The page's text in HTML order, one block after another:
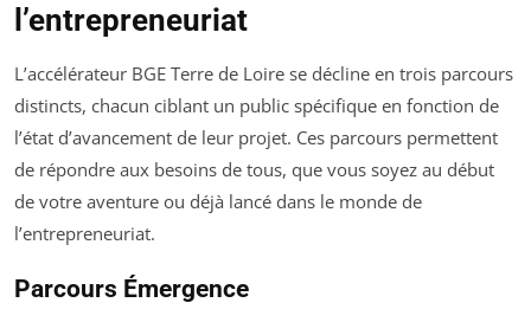
l’entrepreneuriat
L’accélérateur BGE Terre de Loire se décline en trois parcours
distincts, chacun ciblant un public spécifique en fonction de
l’état d’avancement de leur projet. Ces parcours permettent
de répondre aux besoins de tous, que vous soyez au début
de votre aventure ou déjà lancé dans le monde de
l’entrepreneuriat.
Parcours Émergence